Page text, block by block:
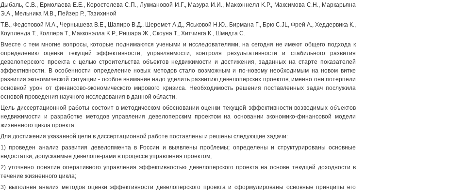
Дыбаль, C.B., Ермолаева Е.Е., Коростелева С.П., Лукмановой И.Г., Мазура И.И., Макконнелл K.P., Максимова С.Н., Маркарьяна
Э.А., Мельника М.В., Пейзер Р., Тазихиной
Т.В., Федотовой М.А., Чернышева В.Е., Шапиро В.Д., Шеремет А.Д., Яськовой Н.Ю., Бирмана Г., Брю C.JL, Фрей А., Хеддервика К.,
Коупленда Т., Коллера Т., Макконэлла K.P., Ришара Ж., Скоуна Т., Хитчинга К., Шмидта С.
Вместе с тем многие вопросы, которые поднимаются учеными и исследователями, на сегодня не имеют общего подхода к
определению оценки текущей эффективности, управляемости, контроля результативности и стабильного развития
девелоперского проекта с целью строительства объектов недвижимости и достижения, заданных на старте показателей
эффективности. В особенности определение новых методов стало возможным и по-новому необходимым на новом витке
развития экономической ситуации - особое внимание надо уделить развитию девелоперских проектов, именно они потерпели
основной урон от финансово-экономического мирового кризиса. Необходимость решения поставленных задач послужила
основой проведения научного исследования в данной области.
Цель диссертационной работы состоит в методическом обосновании оценки текущей эффективности возводимых объектов
недвижимости и разработке методов управления девелоперским проектом на основании экономико-финансовой модели
жизненного цикла проекта.
Для достижения указанной цели в диссертационной работе поставлены и решены следующие задачи:
1) проведен анализ развития девелопмента в России и выявлены проблемы; определены и структурированы основные
недостатки, допускаемые девелопе-рами в процессе управления проектом;
2) уточнено понятие оперативного управления эффективностью девелоперского проекта на основе текущей доходности в
течение жизненного цикла;
3) выполнен анализ методов оценки эффективности девелоперского проекта и сформулированы основные принципы его